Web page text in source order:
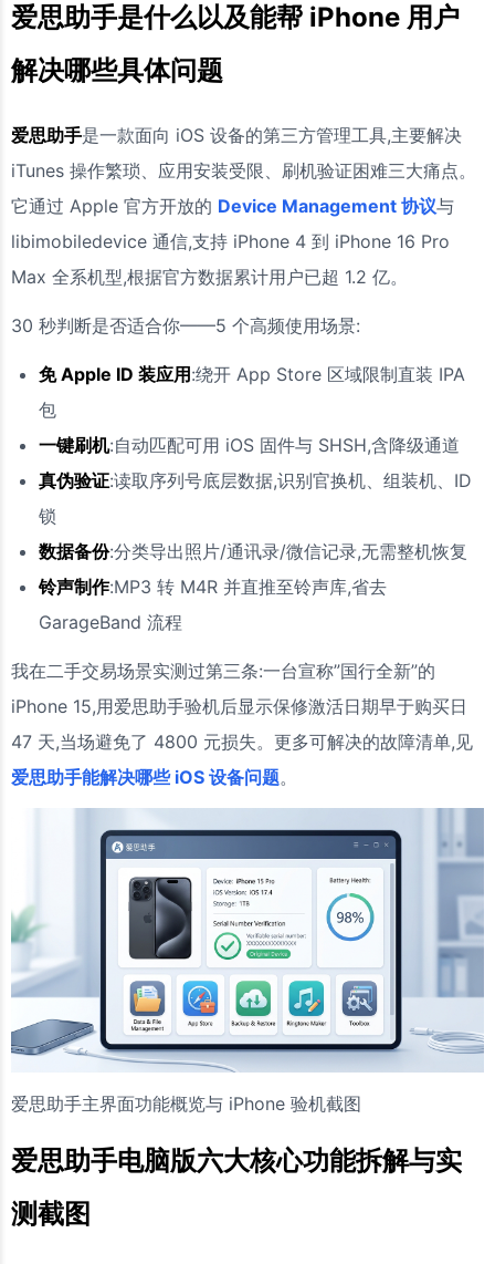
爱思助手是什么以及能帮 iPhone 用户
解决哪些具体问题
爱思助手是一款面向 iOS 设备的第三方管理工具,主要解决
iTunes 操作繁琐、应用安装受限、刷机验证困难三大痛点。
它通过 Apple 官方开放的 Device Management 协议与
libimobiledevice 通信,支持 iPhone 4 到 iPhone 16 Pro
Max 全系机型,根据官方数据累计用户已超 1.2 亿。
30 秒判断是否适合你——5 个高频使用场景:
免 Apple ID 装应用 :绕开 App Store 区域限制直装 IPA
包
一键刷机:自动匹配可用 iOS 固件与 SHSH,含降级通道
真伪验证:读取序列号底层数据,识别官换机、组装机、ID
锁
数据备份:分类导出照片/通讯录/微信记录,无需整机恢复
铃声制作:MP3 转 M4R 并直推至铃声库,省去
GarageBand 流程
我在二手交易场景实测过第三条:一台宣称”国行全新”的
iPhone 15,用爱思助手验机后显示保修激活日期早于购买日
47 天,当场避免了 4800 元损失。更多可解决的故障清单,见
爱思助手能解决哪些 iOS 设备问题。
爱思助手主界面功能概览与 iPhone 验机截图
爱思助手电脑版六大核心功能拆解与实
测截图